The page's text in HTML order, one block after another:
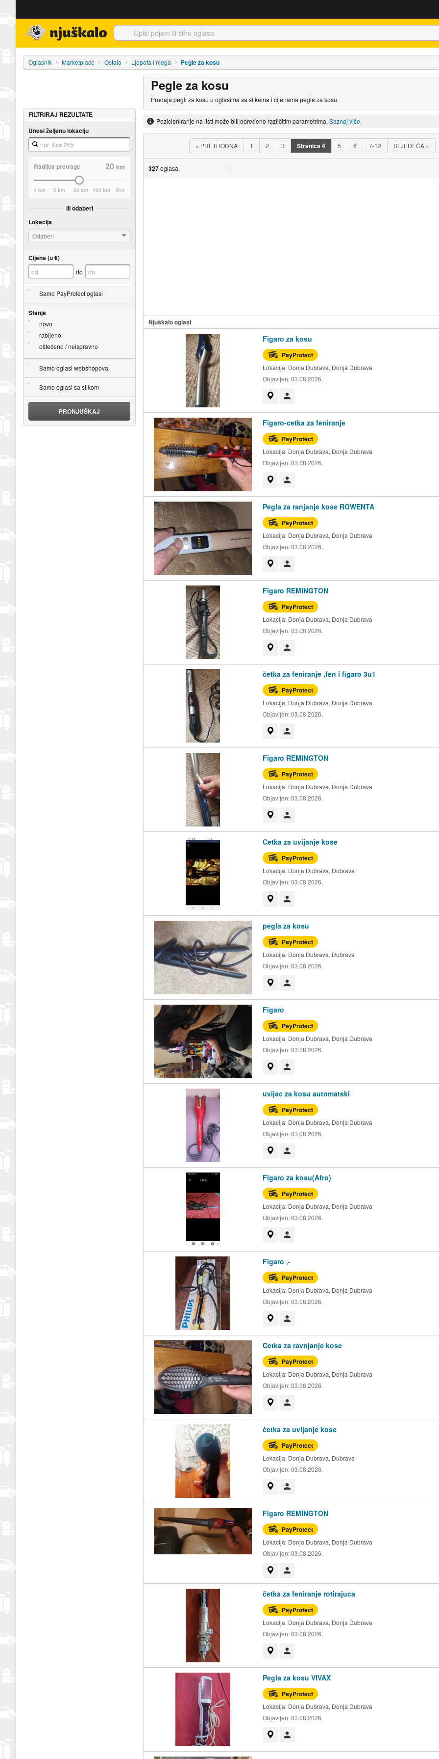
Oglasnik Marketplace Ostalo Ljepota i njega Pegle za kosu
Pegle za kosu
Prodaja pegli za kosu u oglasima sa slikama i cijenama pegle za kosu.
Pozicioniranje na listi može biti određeno različitim parametrima. Saznaj više
« PRETHODNA 1 2 3 Stranica4 5 6 7-12 SLJEDEĆA »
327oglasa
Njuškalo oglasi
Figaro za kosu
PayProtect
Lokacija: Donja Dubrava, Donja Dubrava
Objavljen:03.08.2026.
Figaro-cetka za feniranje
PayProtect
Lokacija: Donja Dubrava, Donja Dubrava
Objavljen:03.08.2026.
Pegla za ranjanje kose ROWENTA
PayProtect
Lokacija: Donja Dubrava, Donja Dubrava
Objavljen:03.08.2026.
Figaro REMINGTON
PayProtect
Lokacija: Donja Dubrava, Donja Dubrava
Objavljen:03.08.2026.
četka za feniranje ,fen i figaro 3u1
PayProtect
Lokacija: Donja Dubrava, Donja Dubrava
Objavljen:03.08.2026.
Figaro REMINGTON
PayProtect
Lokacija: Donja Dubrava, Donja Dubrava
Objavljen:03.08.2026.
Cetka za uvijanje kose
PayProtect
Lokacija: Donja Dubrava, Dubrava
Objavljen:03.08.2026.
pegla za kosu
PayProtect
Lokacija: Donja Dubrava, Dubrava
Objavljen:03.08.2026.
Figaro
PayProtect
Lokacija: Donja Dubrava, Donja Dubrava
Objavljen:03.08.2026.
uvijac za kosu automatski
PayProtect
Lokacija: Donja Dubrava, Donja Dubrava
Objavljen:03.08.2026.
Figaro za kosu(Afro)
PayProtect
Lokacija: Donja Dubrava, Donja Dubrava
Objavljen:03.08.2026.
Figaro ,-
PayProtect
Lokacija: Donja Dubrava, Donja Dubrava
Objavljen:03.08.2026.
Cetka za ravnjanje kose
PayProtect
Lokacija: Donja Dubrava, Donja Dubrava
Objavljen:03.08.2026.
četka za uvijanje kose
PayProtect
Lokacija: Donja Dubrava, Dubrava
Objavljen:03.08.2026.
Figaro REMINGTON
PayProtect
Lokacija: Donja Dubrava, Donja Dubrava
Objavljen:03.08.2026.
četka za feniranje rotirajuca
PayProtect
Lokacija: Donja Dubrava, Donja Dubrava
Objavljen:03.08.2026.
Pegla za kosu VIVAX
PayProtect
Lokacija: Donja Dubrava, Donja Dubrava
Objavljen:03.08.2026.
FILTRIRAJ REZULTATE
Unesi željenu lokaciju
Radijus pretrage 20km
1 km 5 km 20 km 100 km Sve
ili odaberi
Lokacija
Odaberi
Cijena (u €)
do
Samo PayProtect oglasi
Stanje
novo
rabljeno
oštećeno / neispravno
Samo oglasi webshopova
Samo oglasi sa slikom
PRONJUŠKAJ